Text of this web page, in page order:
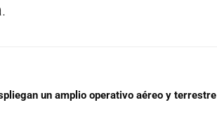
un amplio operativo aéreo y terrestre